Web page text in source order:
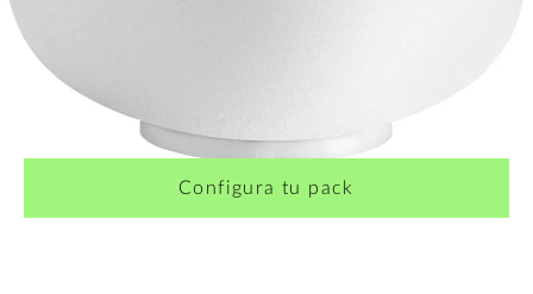
Configura tu pack